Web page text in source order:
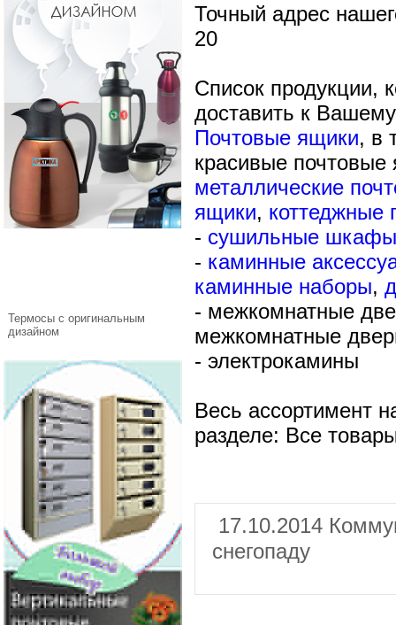
Термосы с оригинальным
дизайном
Точный адрес
20
Список продукции,
доставить к
Почтовые ящики, в
красивые почтовые
металлические
ящики, коттеджные
- сушильные шкафы
- каминные
каминные наборы,
- межкомнатные
межкомнатные
- электрокамины
Весь ассортимент
разделе: Все
17.10.2014
снегопаду